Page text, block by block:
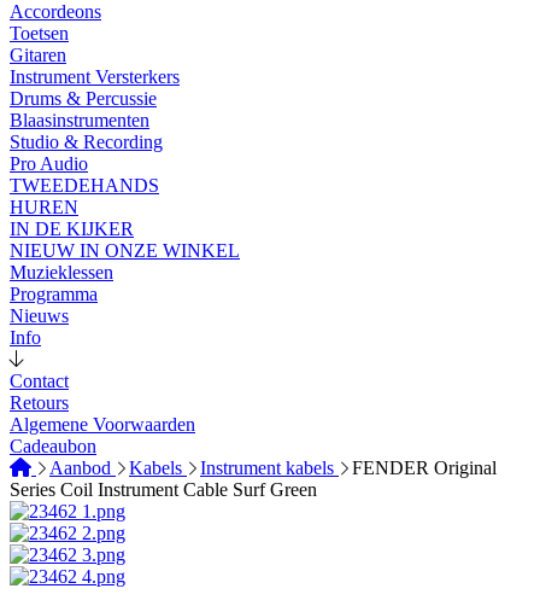
Accordeons
Toetsen
Gitaren
Instrument Versterkers
Drums & Percussie
Blaasinstrumenten
Studio & Recording
Pro Audio
TWEEDEHANDS
HUREN
IN DE KIJKER
NIEUW IN ONZE WINKEL
Muzieklessen
Programma
Nieuws
Info
Contact
Retours
Algemene Voorwaarden
Cadeaubon
Aanbod
Kabels Instrument kabels
FENDER Original
Series Coil Instrument Cable Surf Green